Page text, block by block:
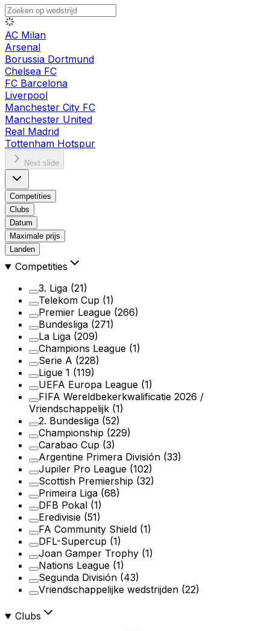
AC Milan
Arsenal
Borussia Dortmund
Chelsea FC
FC Barcelona
Liverpool
Manchester City FC
Manchester United
Real Madrid
Tottenham Hotspur
Next slide
Competities
Clubs
Datum
Maximale prijs
Landen
Competities
3. Liga (21)
Telekom Cup (1)
Premier League (266)
Bundesliga (271)
La Liga (209)
Champions League (1)
Serie A (228)
Ligue 1 (119)
UEFA Europa League (1)
FIFA Wereldbekerkwalificatie 2026 /
Vriendschappelijk (1)
2. Bundesliga (52)
Championship (229)
Carabao Cup (3)
Argentine Primera División (33)
Jupiler Pro League (102)
Scottish Premiership (32)
Primeira Liga (68)
DFB Pokal (1)
Eredivisie (51)
FA Community Shield (1)
DFL-Supercup (1)
Joan Gamper Trophy (1)
Nations League (1)
Segunda División (43)
Vriendschappelijke wedstrijden (22)
Clubs